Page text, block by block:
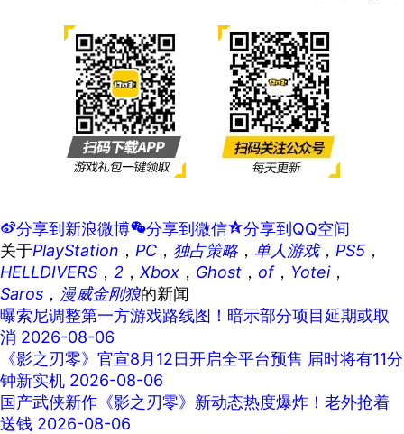
t分享到新浪微博w分享到微信z分享到QQ空间
关于PlayStation ， PC ， 独占策略 ， 单人游戏， PS5 ，
HELLDIVERS ， 2 ， Xbox ， Ghost ， of， Yotei，
Saros ， 漫威金刚狼的新闻
曝索尼调整第一方游戏路线图！暗示部分项目延期或取
消 2026-08-06
《影之刃零》官宣8月12日开启全平台预售 届时将有11分
钟新实机 2026-08-06
国产武侠新作《影之刃零》新动态热度爆炸！老外抢着
送钱 2026-08-06